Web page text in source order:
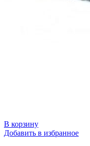
В корзину
Добавить в избранное